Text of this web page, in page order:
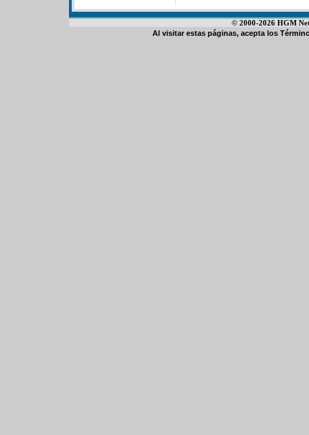
© 2000-2026 HGM
Al visitar estas páginas, acepta los